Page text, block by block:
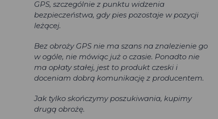
GPS, szczególnie z punktu widzenia
bezpieczeństwa, gdy pies pozostaje w pozycji
leżącej.
Bez obroży GPS nie ma szans na znalezienie go
w ogóle, nie mówiąc już o czasie. Ponadto nie
ma opłaty stałej, jest to produkt czeski i
doceniam dobrą komunikację z producentem.
Jak tylko skończymy poszukiwania, kupimy
drugą obrożę.